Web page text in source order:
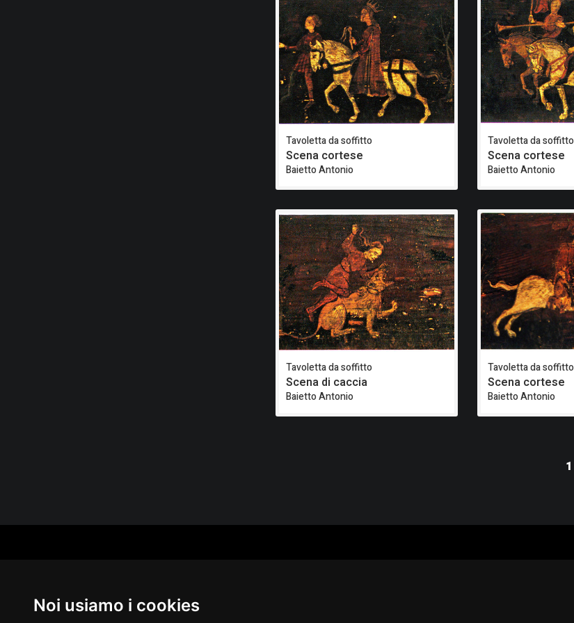
Noi usiamo i cookies
Tavoletta da soffitto
Scena cortese
Baietto Antonio
Tavoletta da soffitto
Scena di caccia
Baietto Antonio
Tavoletta da soffitto
Scena cortese
Baietto Antonio
Tavoletta da soffitto
Scena cortese
Baietto Antonio
1